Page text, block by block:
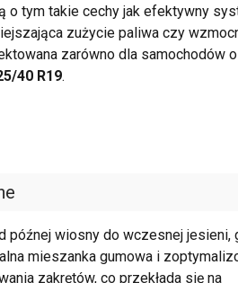
tym takie cechy jak efektywny
zużycie paliwa czy
zarówno dla samochodów
40 R19.
późnej wiosny do wczesnej jesieni,
mieszanka gumowa i
zakrętów, co przekłada się na